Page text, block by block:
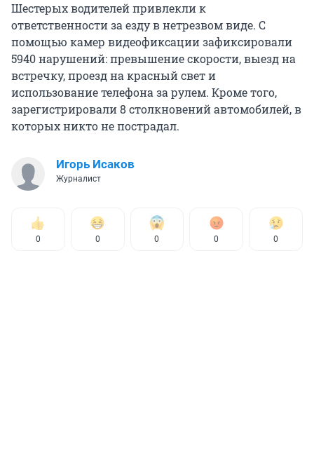
Шестерых водителей привлекли к
ответственности за езду в нетрезвом виде. С
помощью камер видеофиксации зафиксировали
5940 нарушений: превышение скорости, выезд на
встречку, проезд на красный свет и
использование телефона за рулем. Кроме того,
зарегистрировали 8 столкновений автомобилей, в
которых никто не пострадал.
Игорь Исаков
Журналист
0 0 0 0 0